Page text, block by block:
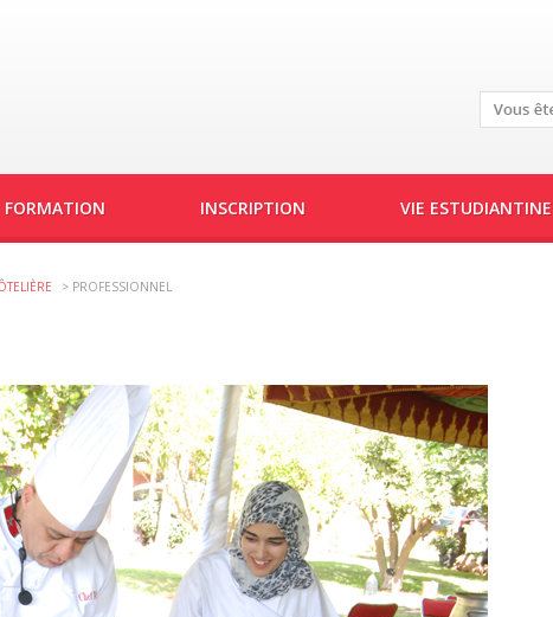
FORMATION INSCRIPTION VIE ESTUDIANTINE
> PROFESSIONNEL